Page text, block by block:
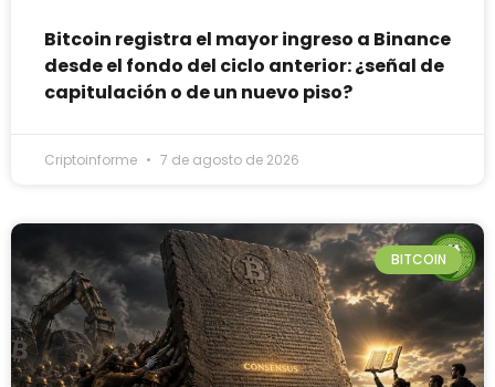
Bitcoin registra el mayor ingreso a Binance
desde el fondo del ciclo anterior: ¿señal de
capitulación o de un nuevo piso?
Criptoinforme 7 de agosto de 2026
BITCOIN